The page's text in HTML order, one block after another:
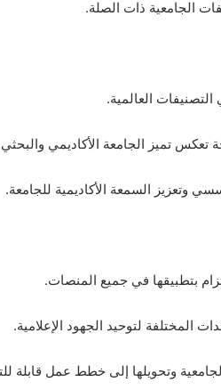
الجامعية ذات الصلة.
التصنيفات العالمية.
تميز الجامعة الأكاديمي
وتعزيز السمعة الأكاديمية للجامعة.
بتطبيقها في جميع المنصات.
المختلفة لتوحيد الجهود الإعلامية.
وتحويلها إلى خطط عمل قابلة